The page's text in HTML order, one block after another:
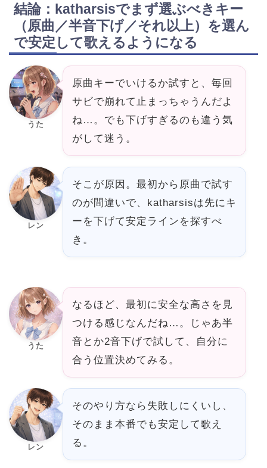
結論：katharsisでまず選ぶべきキー
（原曲／半音下げ／それ以上）を選ん
で安定して歌えるようになる
うた
原曲キーでいけるか試すと、毎回
サビで崩れて止まっちゃうんだよ
ね…。でも下げすぎるのも違う気
がして迷う。
レン
そこが原因。最初から原曲で試す
のが間違いで、katharsisは先にキ
ーを下げて安定ラインを探すべ
き。
うた
なるほど、最初に安全な高さを見
つける感じなんだね…。じゃあ半
音とか2音下げで試して、自分に
合う位置決めてみる。
レン
そのやり方なら失敗しにくいし、
そのまま本番でも安定して歌え
る。